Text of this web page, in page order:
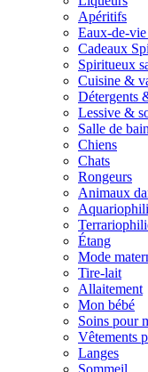
Apéritifs
Eaux-de-
Cadeaux
Spiritueux
Cuisine &
Détergents
Lessive &
Salle de
Chiens
Chats
Rongeurs
Animaux
Étang
Mode
Tire-lait
Allaitement
Mon bébé
Soins pour
Vêtements
Langes
Sommeil